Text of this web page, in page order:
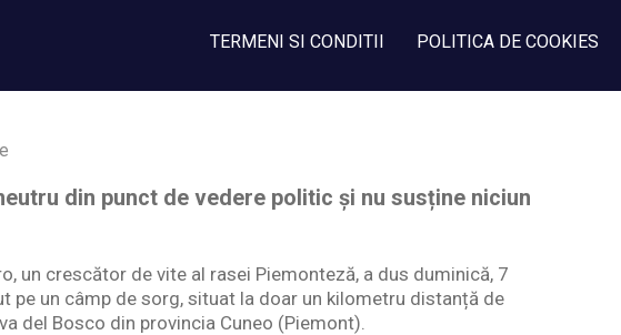
TERMENI SI CONDITII POLITICA DE COOKIES
din punct de vedere politic și nu susține niciun
un crescător de vite al rasei Piemonteză, a dus duminică, 7
pe un câmp de sorg, situat la doar un kilometru distanță de
del Bosco din provincia Cuneo (Piemont).